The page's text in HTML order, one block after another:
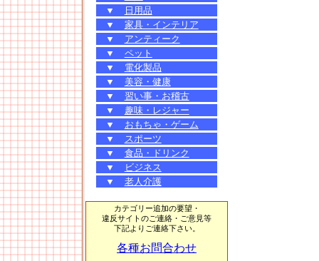
▼
日用品
▼
家具・インテリア
▼
アンティーク
▼
ペット
▼
電化製品
▼
美容・健康
▼
習い事・お稽古
▼
趣味・レジャー
▼
おもちゃ・ゲーム
▼
スポーツ
▼
食品・ドリンク
▼
ビジネス
▼
老人介護
カテゴリー追加の要望・
違反サイトのご連絡・ご意見等
下記よりご連絡下さい。
各種お問合わせ